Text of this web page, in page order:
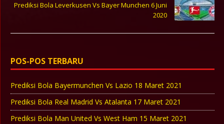
Prediksi Bola Leverkusen Vs Bayer Munchen 6 Juni
2020
POS-POS TERBARU
Prediksi Bola Bayermunchen Vs Lazio 18 Maret 2021
Prediksi Bola Real Madrid Vs Atalanta 17 Maret 2021
Prediksi Bola Man United Vs West Ham 15 Maret 2021